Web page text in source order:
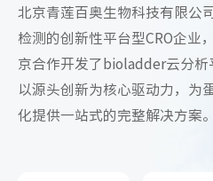
北京青莲百奥生物科技有限公
检测的创新性平台型CRO企业
京合作开发了bioladder云分
以源头创新为核心驱动力，为
化提供一站式的完整解决方案。